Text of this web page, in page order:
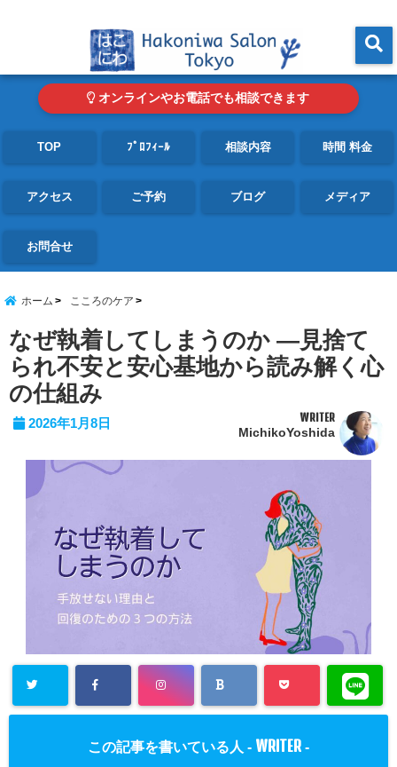
オンラインやお電話でも相談できます
TOP ﾌﾟﾛﾌｨｰﾙ 相談内容 時間 料金
アクセス ご予約 ブログ メディア
お問合せ
ホーム こころのケア
なぜ執着してしまうのか ―見捨て
られ不安と安心基地から読み解く心
の仕組み
2026年1月8日 WRITER
MichikoYoshida
この記事を書いている人 - WRITER -